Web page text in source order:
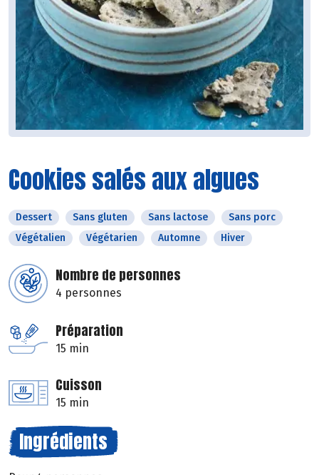
Cookies salés aux algues
Dessert Sans gluten Sans lactose
Sans porc
Végétalien
Végétarien Automne Hiver
Nombre de personnes
4 personnes
Préparation
15 min
Cuisson
15 min
Ingrédients